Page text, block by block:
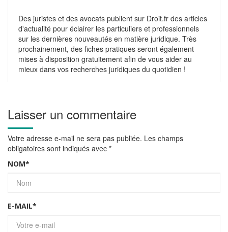
Des juristes et des avocats publient sur Droit.fr des articles
d'actualité pour éclairer les particuliers et professionnels
sur les dernières nouveautés en matière juridique. Très
prochainement, des fiches pratiques seront également
mises à disposition gratuitement afin de vous aider au
mieux dans vos recherches juridiques du quotidien !
Laisser un commentaire
Votre adresse e-mail ne sera pas publiée. Les champs
obligatoires sont indiqués avec *
NOM*
E-MAIL*